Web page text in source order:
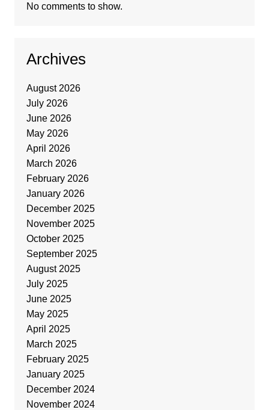
No comments to show.
Archives
August 2026
July 2026
June 2026
May 2026
April 2026
March 2026
February 2026
January 2026
December 2025
November 2025
October 2025
September 2025
August 2025
July 2025
June 2025
May 2025
April 2025
March 2025
February 2025
January 2025
December 2024
November 2024